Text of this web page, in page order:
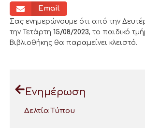
Email
Σας ενημερώνουμε ότι από την
την Τετάρτη 15/08/2023, το παιδικό
Βιβλιοθήκης θα παραμείνει κλειστό.
Ενημέρωση
Δελτία Τύπου